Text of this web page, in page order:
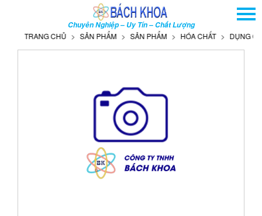
Chuyên Nghiệp – Uy Tín – Chất Lượng
GIỚI THIỆU
TRANG CHỦ SẢN PHẨM SẢN PHẨM HÓA CHẤT DỤNG CỤ: